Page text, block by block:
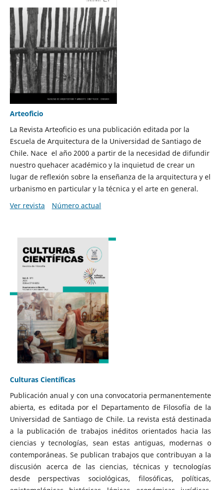
Arteoficio
La Revista Arteoficio es una publicación editada por la
Escuela de Arquitectura de la Universidad de Santiago de
Chile. Nace el año 2000 a partir de la necesidad de difundir
nuestro quehacer académico y la inquietud de crear un
lugar de reflexión sobre la enseñanza de la arquitectura y el
urbanismo en particular y la técnica y el arte en general.
Ver revista
Número actual
Culturas Científicas
Publicación anual y con una convocatoria permanentemente
abierta, es editada por el Departamento de Filosofía de la
Universidad de Santiago de Chile. La revista está destinada
a la publicación de trabajos inéditos orientados hacia las
ciencias y tecnologías, sean estas antiguas, modernas o
contemporáneas. Se publican trabajos que contribuyan a la
discusión acerca de las ciencias, técnicas y tecnologías
desde perspectivas sociológicas, filosóficas, políticas,